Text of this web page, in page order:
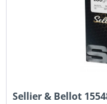
Sellier & Bellot